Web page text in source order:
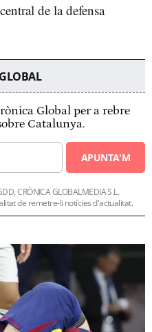
de la defensa
Global per a rebre
Catalunya.
APUNTA'M
CRÒNICA GLOBALMEDIA S.L.
de remetre-li notícies d'actualitat.